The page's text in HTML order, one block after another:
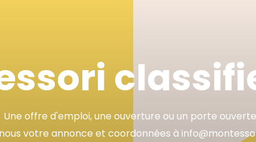
Une offre d'emploi, une ouverture ou un porte
votre annonce et coordonnées à